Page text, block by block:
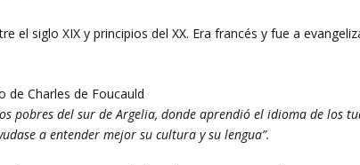
el siglo XIX y principios del XX. Era francés y fue a
de Charles de Foucauld
pobres del sur de Argelia, donde aprendió el idioma de los
a entender mejor su cultura y su lengua”.